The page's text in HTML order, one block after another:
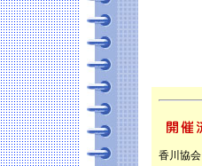
香川協会